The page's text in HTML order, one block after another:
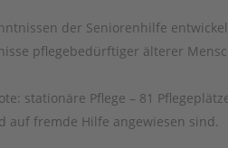
der Seniorenhilfe
pflegebedürftiger älterer
stationäre Pflege – 81
auf fremde Hilfe angewiesen sind.